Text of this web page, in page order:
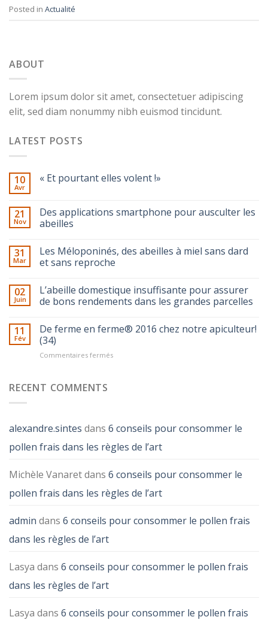
Posted in Actualité
ABOUT
Lorem ipsum dolor sit amet, consectetuer adipiscing
elit, sed diam nonummy nibh euismod tincidunt.
LATEST POSTS
10
Avr
« Et pourtant elles volent !»
21
Nov
Des applications smartphone pour ausculter les
abeilles
31
Mar
Les Méloponinés, des abeilles à miel sans dard
et sans reproche
02
Juin
L’abeille domestique insuffisante pour assurer
de bons rendements dans les grandes parcelles
11
Fév
De ferme en ferme® 2016 chez notre apiculteur!
(34)
Commentaires fermés
notre
(34)
RECENT COMMENTS
alexandre.sintes dans 6 conseils pour consommer le
pollen frais dans les règles de l’art
Michèle Vanaretdans 6 conseils pour consommer le
pollen frais dans les règles de l’art
admin dans 6 conseils pour consommer le pollen frais
dans les règles de l’art
Lasya dans 6 conseils pour consommer le pollen frais
dans les règles de l’art
Lasya dans 6 conseils pour consommer le pollen frais